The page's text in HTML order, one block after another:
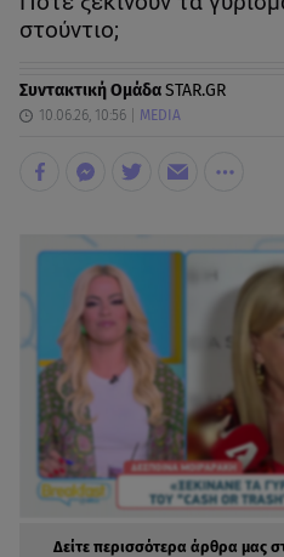
στούντιο;
Συντακτική ΟμάδαSTAR.GR
10.06.26, 10:56 MEDIA
Δείτε περισσότερα άρθρα μας